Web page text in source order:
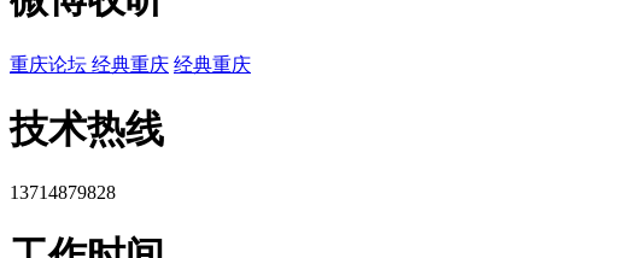
重庆论坛 经典重庆 经典重庆
技术热线
13714879828